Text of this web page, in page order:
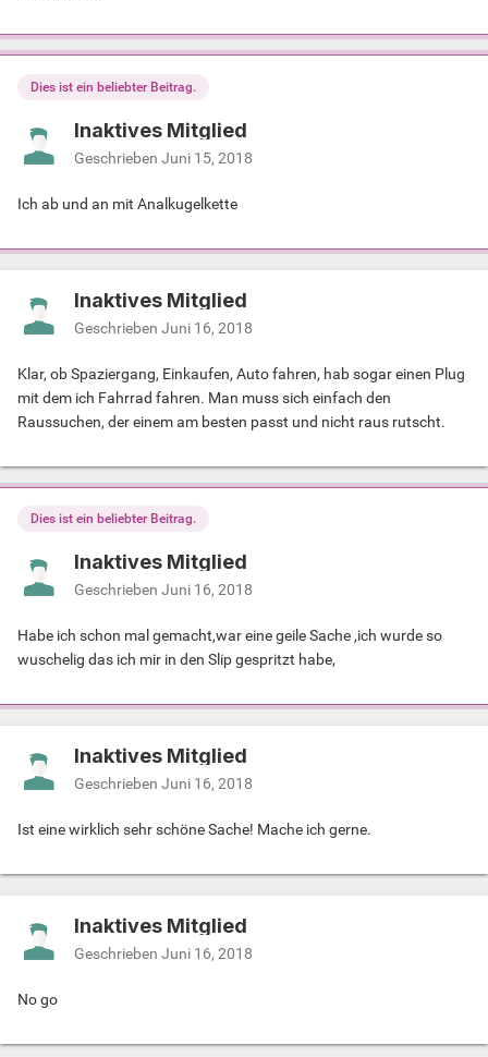
Dies ist ein beliebter Beitrag.
Inaktives Mitglied
Geschrieben Juni 15, 2018
Ich ab und an mit Analkugelkette
Inaktives Mitglied
Geschrieben Juni 16, 2018
Klar, ob Spaziergang, Einkaufen, Auto fahren, hab sogar einen Plug
mit dem ich Fahrrad fahren. Man muss sich einfach den
Raussuchen, der einem am besten passt und nicht raus rutscht.
Dies ist ein beliebter Beitrag.
Inaktives Mitglied
Geschrieben Juni 16, 2018
Habe ich schon mal gemacht,war eine geile Sache ,ich wurde so
wuschelig das ich mir in den Slip gespritzt habe,
Inaktives Mitglied
Geschrieben Juni 16, 2018
Ist eine wirklich sehr schöne Sache! Mache ich gerne.
Inaktives Mitglied
Geschrieben Juni 16, 2018
No go